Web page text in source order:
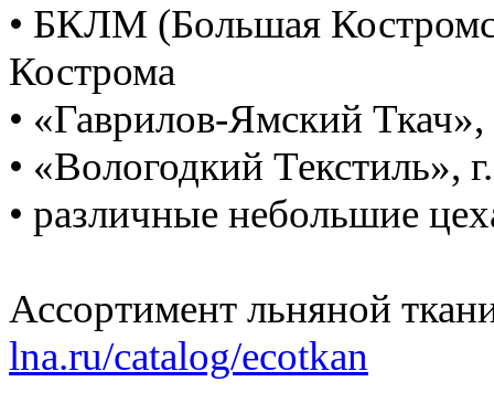
• БКЛМ (Большая
Кострома
• «Гаврилов-Ямский
• «Вологодкий Текстиль»,
• различные небольшие
Ассортимент льняной
lna.ru/catalog/ecotkan